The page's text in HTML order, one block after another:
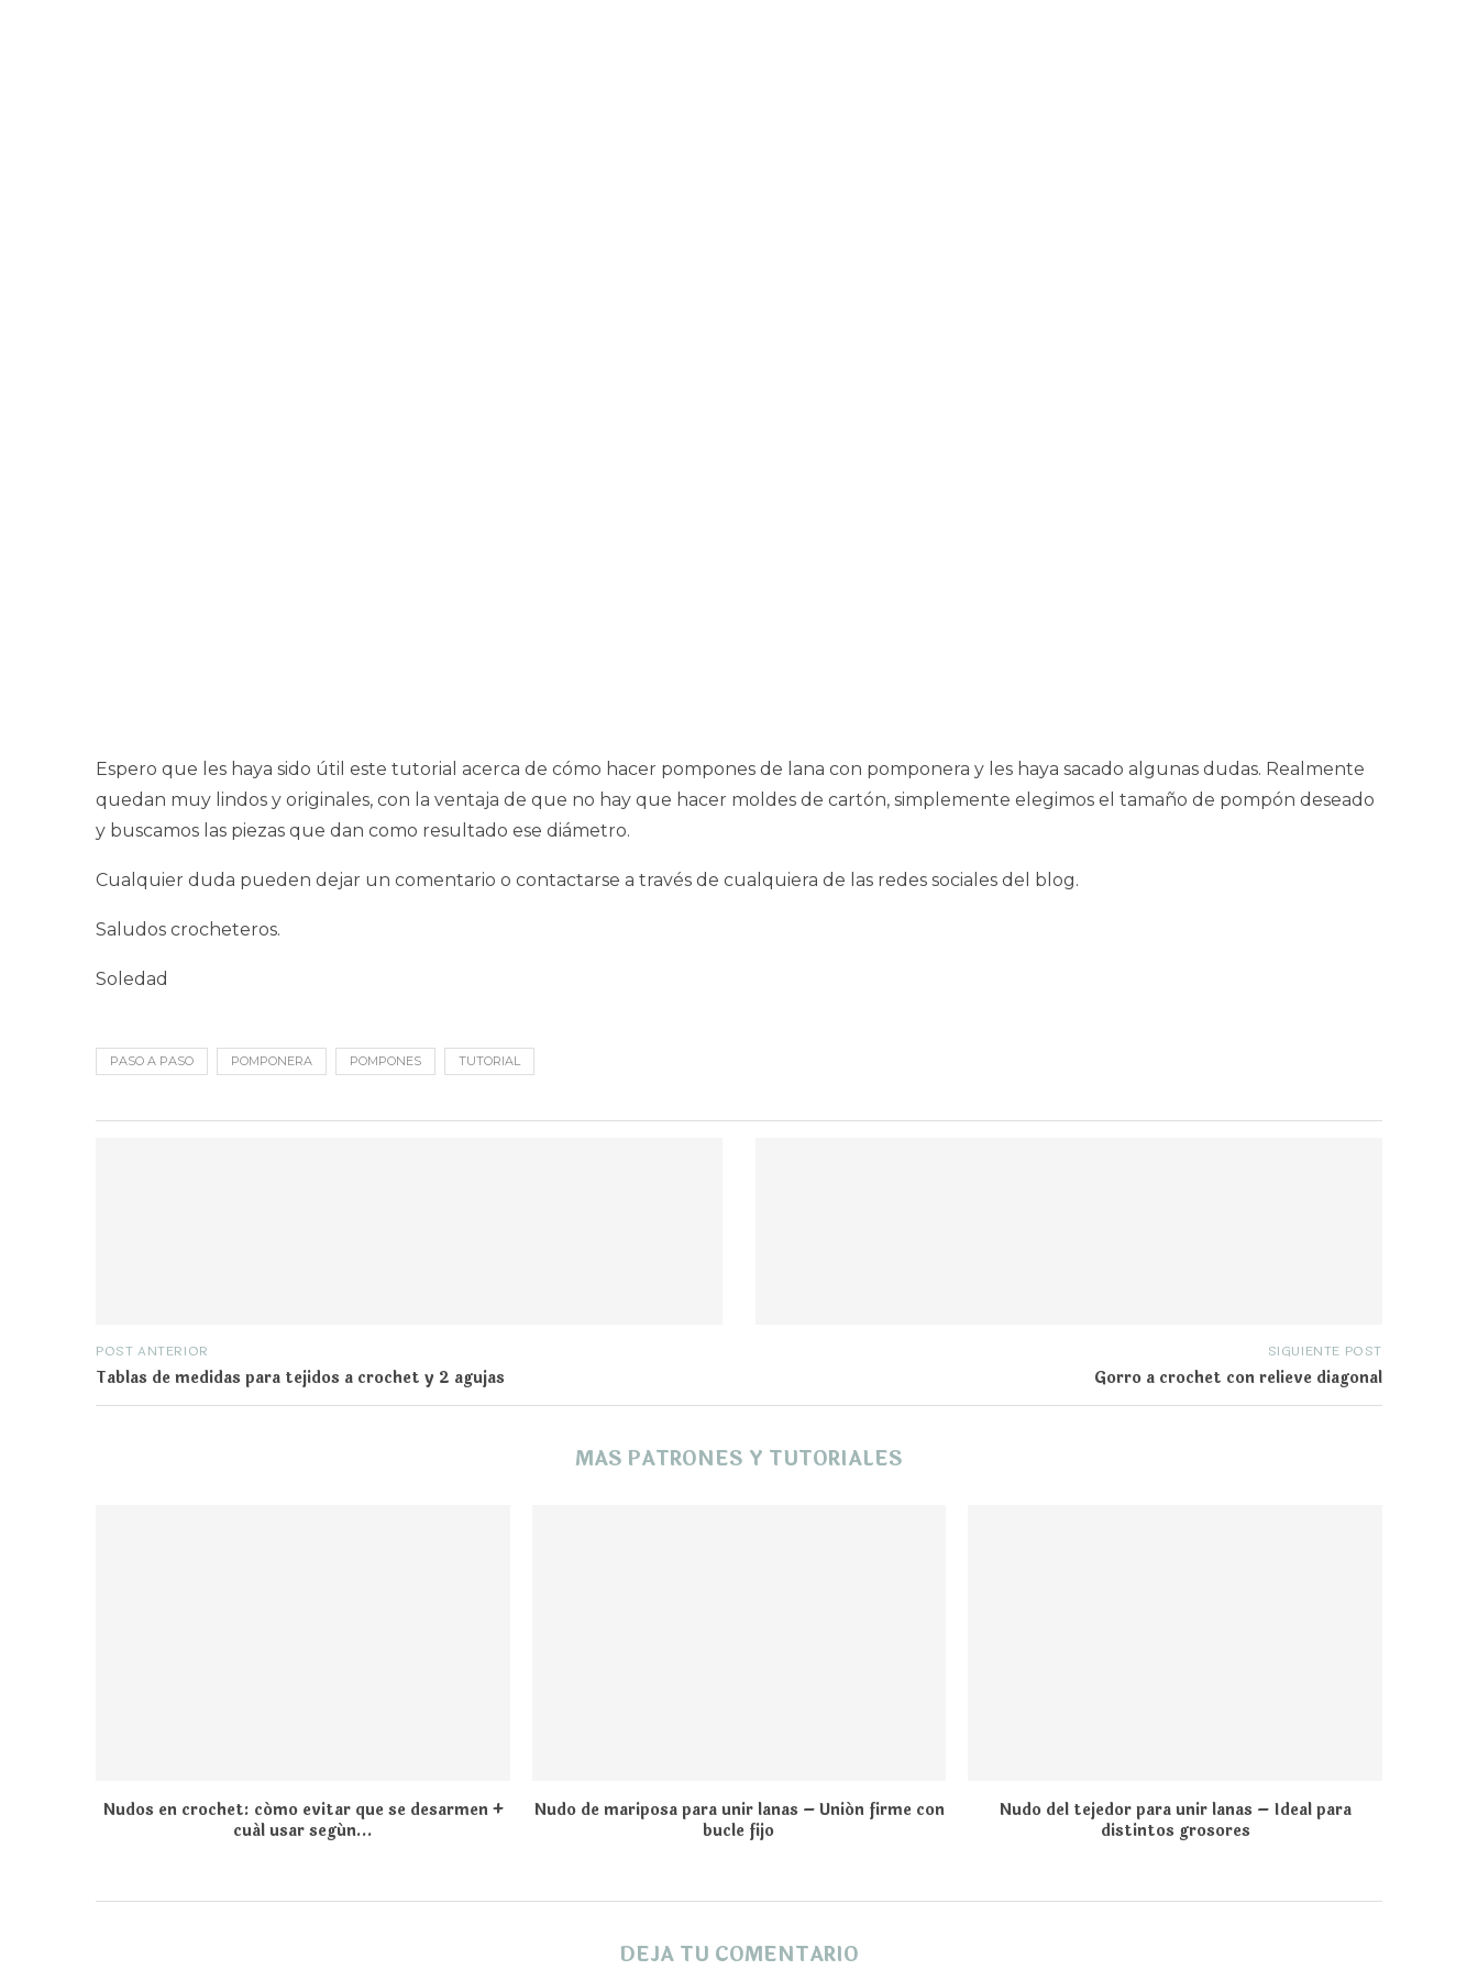
Espero que les haya sido útil este tutorial acerca de cómo hacer pompones de lana con pomponera y les haya sacado algunas dudas. Realmente
quedan muy lindos y originales, con la ventaja de que no hay que hacer moldes de cartón, simplemente elegimos el tamaño de pompón deseado
y buscamos las piezas que dan como resultado ese diámetro.
Cualquier duda pueden dejar un comentario o contactarse a través de cualquiera de las redes sociales del blog.
Saludos crocheteros.
Soledad
PASO A PASO POMPONERA POMPONES TUTORIAL
POST ANTERIOR
Tablas de medidas para tejidos a crochet y 2 agujas
SIGUIENTE POST
Gorro a crochet con relieve diagonal
MAS PATRONES Y TUTORIALES
Nudos en crochet: cómo evitar que se desarmen +
cuál usar según...
Nudo de mariposa para unir lanas – Unión firme con
bucle fijo
Nudo del tejedor para unir lanas – Ideal para
distintos grosores
DEJA TU COMENTARIO